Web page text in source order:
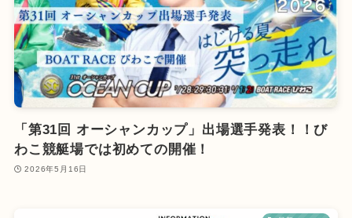
「第31回 オーシャンカップ」出場選手発表！！び
わこ競艇場では初めての開催！
2026年5月16日